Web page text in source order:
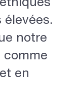
élevées.
notre
comme
en